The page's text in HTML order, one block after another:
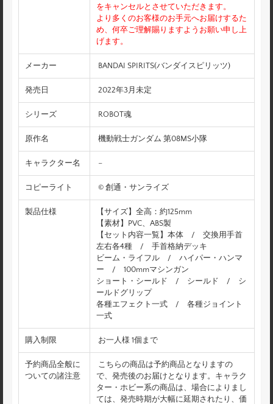
をキャンセルとさせていただきます。
より多くのお客様のお手元へお届けするた
め、何卒ご理解賜りますようお願い申し上
げます。
メーカー BANDAI SPIRITS(バンダイスピリッツ)
発売日 2022年3月未定
シリーズ ROBOT魂
原作名 機動戦士ガンダム 第08MS小隊
キャラクター名 –
コピーライト © 創通・サンライズ
製品仕様
【サイズ】全高：約125mm
【素材】PVC、ABS製
【セット内容一覧】本体 / 交換用手首
左右各4種 / 手首格納デッキ
ビーム・ライフル / ハイパー・ハンマ
ー / 100mmマシンガン
ショート・シールド / シールド / シ
ールドグリップ
各種エフェクト一式 / 各種ジョイント
一式
購入制限 お一人様 1個まで
予約商品全般に
ついての諸注意
こちらの商品は予約商品となりますの
で、発売後のお届けとなります。キャラク
ター・ホビー系の商品は、場合によりまし
ては、発売時期が大幅に延期されたり、価